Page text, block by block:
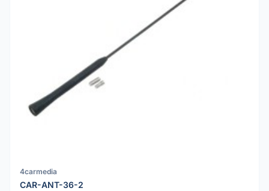
4carmedia
CAR-ANT-36-2